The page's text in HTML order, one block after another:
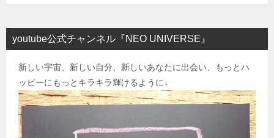
youtube公式チャンネル『NEO UNIVERSE』
新しい宇宙、新しい自分、新しいあなたに出会い、もっとハ
ッピーにもっとキラキラ輝けるように↓